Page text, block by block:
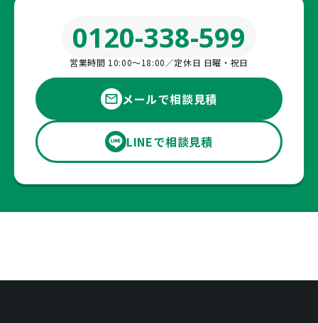
0120-338-599
営業時間 10:00〜18:00／定休日 日曜・祝日
メールで相談見積
LINEで相談見積